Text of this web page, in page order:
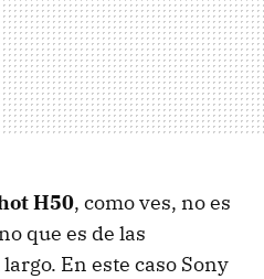
H50, como ves, no es
que es de las
En este caso Sony